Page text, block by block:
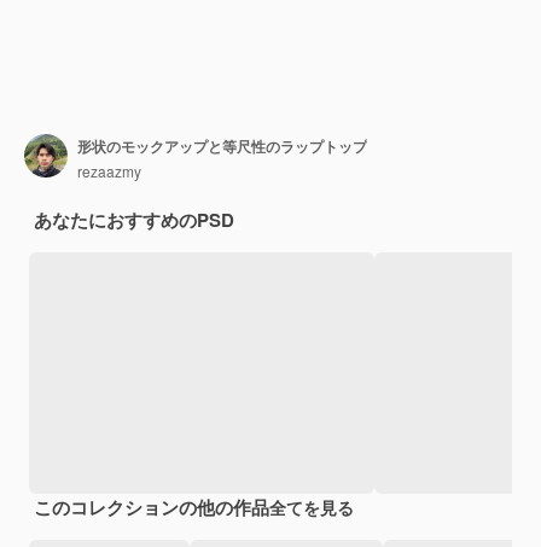
形状のモックアップと等尺性のラップトップ
rezaazmy
あなたにおすすめのPSD
このコレクションの他の作品全てを見る